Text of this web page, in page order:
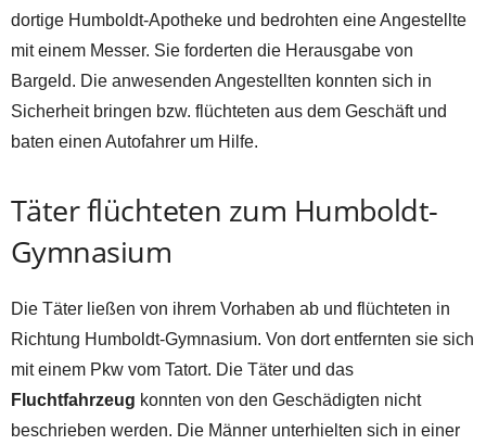
dortige Humboldt-Apotheke und bedrohten eine Angestellte
mit einem Messer. Sie forderten die Herausgabe von
Bargeld. Die anwesenden Angestellten konnten sich in
Sicherheit bringen bzw. flüchteten aus dem Geschäft und
baten einen Autofahrer um Hilfe.
Täter flüchteten zum Humboldt-
Gymnasium
Die Täter ließen von ihrem Vorhaben ab und flüchteten in
Richtung Humboldt-Gymnasium. Von dort entfernten sie sich
mit einem Pkw vom Tatort. Die Täter und das
Fluchtfahrzeug konnten von den Geschädigten nicht
beschrieben werden. Die Männer unterhielten sich in einer